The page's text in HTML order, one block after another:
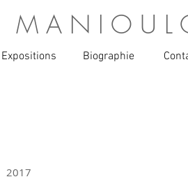
M A N I O U L
Biographie
Expositions
2017